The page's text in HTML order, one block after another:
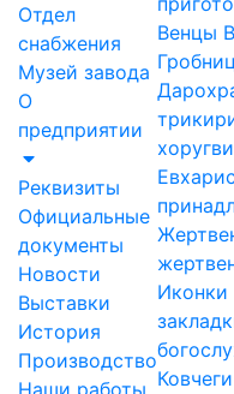
Отдел
снабжения
Музей завода
О
предприятии
Реквизиты
Официальные
документы
Новости
Выставки
История
Производство
Наши работы
Венцы
Иконки